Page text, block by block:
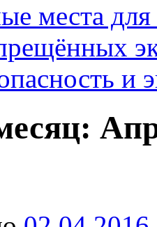
места
и